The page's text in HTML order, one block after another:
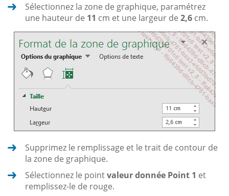
Sélectionnez la zone de graphique, paramétrez
une hauteur de 11 cm et une largeur de 2,6 cm.
Supprimez le remplissage et le trait de contour de
la zone de graphique.
Sélectionnez le pointvaleur donnée Point 1 et
remplissez-le de rouge.